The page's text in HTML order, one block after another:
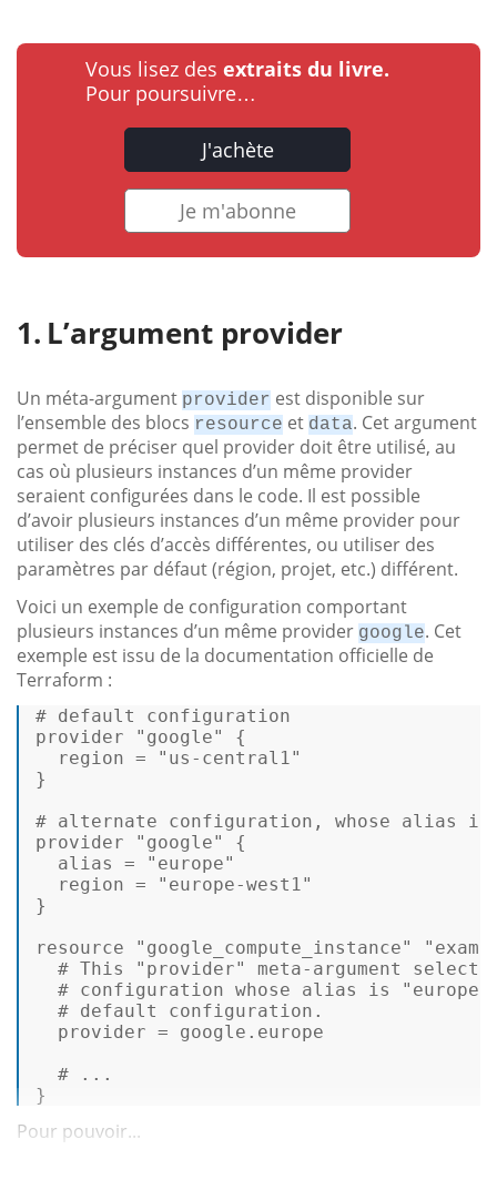
Vous lisez des extraits du livre.
Pour poursuivre…
J'achète
Je m'abonne
L’argument provider
Un méta-argument provider est disponible sur
l’ensemble des blocs resource et data. Cet argument
permet de préciser quel provider doit être utilisé, au
cas où plusieurs instances d’un même provider
seraient configurées dans le code. Il est possible
d’avoir plusieurs instances d’un même provider pour
utiliser des clés d’accès différentes, ou utiliser des
paramètres par défaut (région, projet, etc.) différent.
Voici un exemple de configuration comportant
plusieurs instances d’un même provider google. Cet
exemple est issu de la documentation officielle de
Terraform :
# default configuration
provider
"google"
{
region =
"us-central1"
}
# alternate configuration, whose alias
provider
"google"
{
alias
=
"europe"
region =
"europe-west1"
}
resource
"google_compute_instance"
# This "provider" meta-argument
# configuration whose alias is
# default configuration.
provider = google.europe
# ...
}
Pour pouvoir...